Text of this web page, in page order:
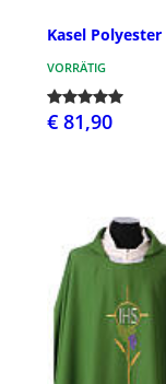
Kasel
VORRÄTIG
€ 81,90